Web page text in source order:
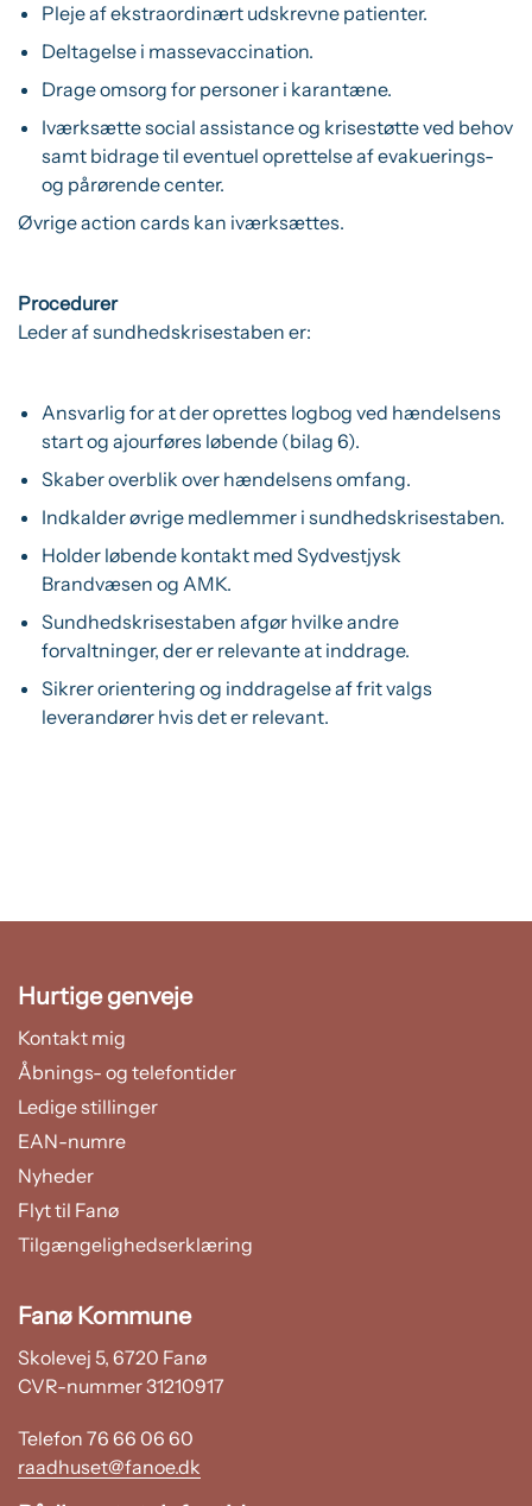
Pleje af ekstraordinært udskrevne patienter.
Deltagelse i massevaccination.
Drage omsorg for personer i karantæne.
Iværksætte social assistance og krisestøtte ved behov
samt bidrage til eventuel oprettelse af evakuerings-
og pårørende center.
Øvrige action cards kan iværksættes.
Procedurer
Leder af sundhedskrisestaben er:
Ansvarlig for at der oprettes logbog ved hændelsens
start og ajourføres løbende (bilag 6).
Skaber overblik over hændelsens omfang.
Indkalder øvrige medlemmer i sundhedskrisestaben.
Holder løbende kontakt med Sydvestjysk
Brandvæsen og AMK.
Sundhedskrisestaben afgør hvilke andre
forvaltninger, der er relevante at inddrage.
Sikrer orientering og inddragelse af frit valgs
leverandører hvis det er relevant.
Hurtige genveje
Kontakt mig
Åbnings- og telefontider
Ledige stillinger
EAN-numre
Nyheder
Flyt til Fanø
Tilgængelighedserklæring
Fanø Kommune
Skolevej 5, 6720 Fanø
CVR-nummer 31210917
Telefon 76 66 06 60
raadhuset@fanoe.dk